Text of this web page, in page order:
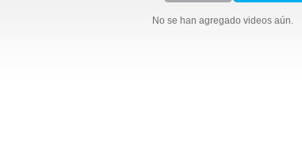
No se han agregado videos aún.